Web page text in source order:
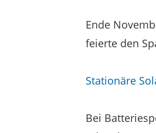
Ende
feierte den
Stationäre
Bei